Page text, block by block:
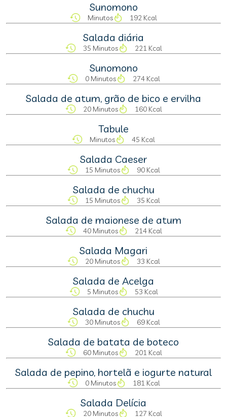
Sunomono
Minutos 192 Kcal
Salada diária
35 Minutos 221 Kcal
Sunomono
0 Minutos 274 Kcal
Salada de atum, grão de bico e ervilha
20 Minutos 160 Kcal
Tabule
Minutos 45 Kcal
Salada Caeser
15 Minutos 90 Kcal
Salada de chuchu
15 Minutos 35 Kcal
Salada de maionese de atum
40 Minutos 214 Kcal
Salada Magari
20 Minutos 33 Kcal
Salada de Acelga
5 Minutos 53 Kcal
Salada de chuchu
30 Minutos 69 Kcal
Salada de batata de boteco
60 Minutos 201 Kcal
Salada de pepino, hortelã e iogurte natural
0 Minutos 181 Kcal
Salada Delícia
20 Minutos 127 Kcal